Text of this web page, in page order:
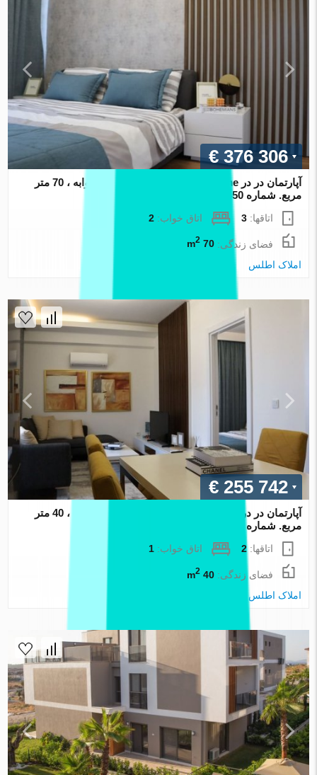
€ 376 306
آپارتمان در در Atlas Cesme Cesme ، ترکیه 2 خوابه ، 70 متر
مربع. شماره 116450
اتاقها:3 اتاق خواب:2
فضای زندگی:70 m
2
املاک اطلس
€ 255 742
آپارتمان در در Atlas Cesme Cesme ، ترکیه 1 خوابه ، 40 متر
مربع. شماره 116448
اتاقها:2 اتاق خواب:1
فضای زندگی:40 m
2
املاک اطلس